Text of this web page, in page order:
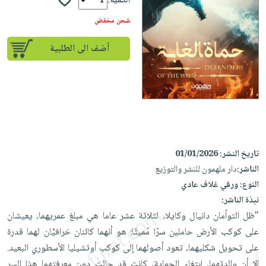
إختياراتنا
كتب
أكاديمية
صندوق
القراءة
English
iKitab
بلا
حدود
أسئلة
يتكرر
طرحها
على
Android
تحميل
iKitab
على
Apple
أسئلة
يتكرر
طرحها
تحميل
masmu3
على
على
Apple
المواضيع
الأكثر
مبيعاً
وسائل
تعليمية
تعليمية
الصحة
والعناية
الشخصية
جديد
العناية
الشخصية
العناية
وتصفيف
الشعر
العناية
بالجسم
والسفرة
جديد
الكل
أواني
الطهي
أدوات
متجر
الهدايا
أقسام
شحن مخفض
أضف الى الطلبية
تاريخ النشر:01/01/2026
الناشر:دار ملهمون للنشر والتوزيع
النوع:ورقي غلاف عادي
نبذة الناشر:
"ظل التوأمان دانيال وكايلا، لثلاثة عشر عاما هي مبلغ عمريهما، يعيشان
على كوكب الأرض حاملين سرّا مُميتًا: هو أنهما كائنان خرافيَّان لهما قدرة
على تحويل شكليهما، تعود أصولهما إلى كوكب أوتشيليا الأسطوري البعيد.